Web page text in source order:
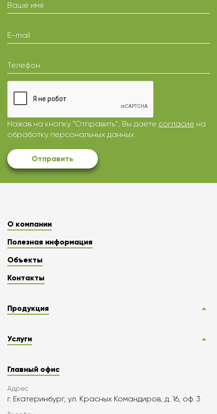
Ваше имя
E-mail
Телефон
Нажав на кнопку “Отправить”, Вы даете согласие на
обработку персональных данных
Отправить
О компании
Полезная информация
Объекты
Контакты
Продукция
Услуги
Главный офис
Адрес
г. Екатеринбург, ул. Красных Командиров, д. 16, оф. 3